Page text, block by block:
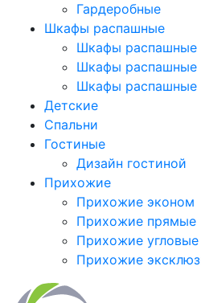
Гардеробные
Шкафы распашные
Шкафы распашные
Шкафы распашные
Шкафы распашные
Детские
Спальни
Гостиные
Дизайн гостиной
Прихожие
Прихожие эконом
Прихожие прямые
Прихожие угловые
Прихожие